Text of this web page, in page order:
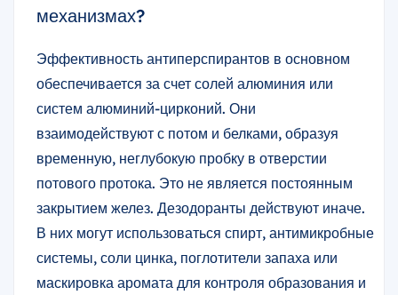
механизмах?
Эффективность антиперспирантов в основном
обеспечивается за счет солей алюминия или
систем алюминий-цирконий. Они
взаимодействуют с потом и белками, образуя
временную, неглубокую пробку в отверстии
потового протока. Это не является постоянным
закрытием желез. Дезодоранты действуют иначе.
В них могут использоваться спирт, антимикробные
системы, соли цинка, поглотители запаха или
маскировка аромата для контроля образования и